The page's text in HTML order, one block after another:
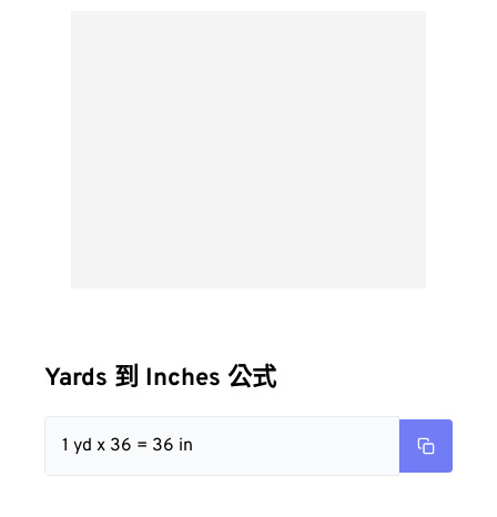
Yards 到 Inches 公式
1 yd x 36 = 36 in